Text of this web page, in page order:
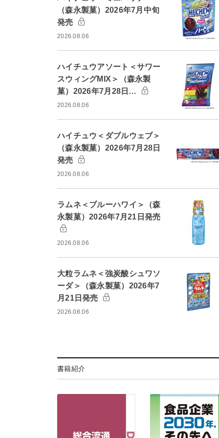
（森永製菓）2026年7月中旬
発売
2026.08.06
ハイチュウアソート＜サワー
スウィングMIX＞（森永製
菓）2026年7月28日…
2026.08.06
ハイチュウ＜ダブルウェブ＞
（森永製菓）2026年7月28日
発売
2026.08.06
ラムネ＜ブルーハワイ＞（森
永製菓）2026年7月21日発売
2026.08.06
大粒ラムネ＜強炭酸シュワソ
ーダ＞（森永製菓）2026年7
月21日発売
2026.08.06
書籍紹介